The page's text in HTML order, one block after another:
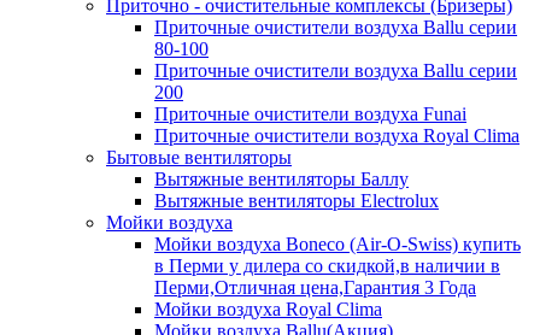
Приточно - очистительные комплексы (Бризеры)
Приточные очистители воздуха Ballu серии
80-100
Приточные очистители воздуха Ballu серии
200
Приточные очистители воздуха Funai
Приточные очистители воздуха Royal Clima
Бытовые вентиляторы
Вытяжные вентиляторы Баллу
Вытяжные вентиляторы Electrolux
Мойки воздуха
Мойки воздуха Boneco (Air-O-Swiss) купить
в Перми у дилера со скидкой,в наличии в
Перми,Отличная цена,Гарантия 3 Года
Мойки воздуха Royal Clima
Мойки воздуха Ballu(Акция)